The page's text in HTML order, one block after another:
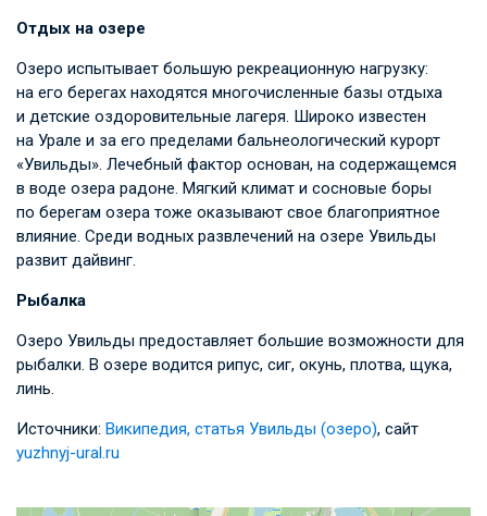
Отдых на озере
Озеро испытывает большую рекреационную нагрузку:
на его берегах находятся многочисленные базы отдыха
и детские оздоровительные лагеря. Широко известен
на Урале и за его пределами бальнеологический курорт
«Увильды». Лечебный фактор основан, на содержащемся
в воде озера радоне. Мягкий климат и сосновые боры
по берегам озера тоже оказывают свое благоприятное
влияние. Среди водных развлечений на озере Увильды
развит дайвинг.
Рыбалка
Озеро Увильды предоставляет большие возможности для
рыбалки. В озере водится рипус, сиг, окунь, плотва, щука,
линь.
Источники: Википедия, статья Увильды (озеро), сайт
yuzhnyj-ural.ru